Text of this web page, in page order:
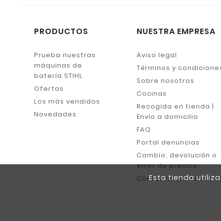
Esta tienda
PRODUCTOS
Prueba nuestras
máquinas de
batería STIHL
Ofertas
Los más vendidos
Novedades
NUESTRA EMPRESA
Aviso legal
Términos y
Sobre nosotros
Cocinas
Recogida en tienda |
Envío a domicilio
FAQ
Portal denuncias
Cambio, devolución o
error de precios
Contacte con